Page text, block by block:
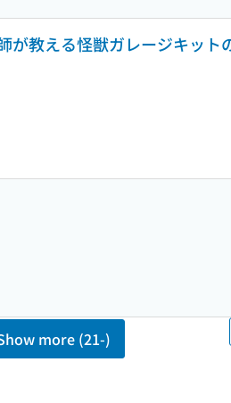
が教える怪獣ガレージキット
more (21-)